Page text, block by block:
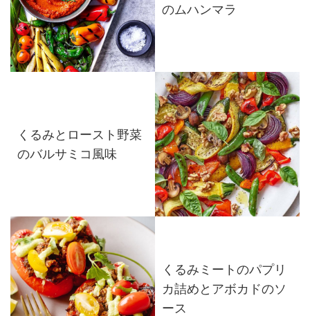
のムハンマラ
くるみとロースト野菜
のバルサミコ風味
くるみミートのパプリ
カ詰めとアボカドのソ
ース